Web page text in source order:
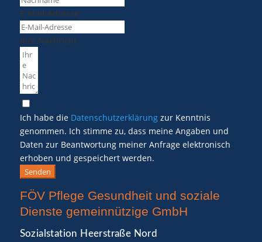
E-Mail-Adresse
Ihre Nachricht
Ich habe die Datenschutzerklärungzur Kenntnis
genommen. Ich stimme zu, dass meine Angaben und
Daten zur Beantwortung meiner Anfrage elektronisch
erhoben und gespeichert werden.
Senden
FÖV Pflege Gesundheit und soziale
Dienste gemeinnützige GmbH
Sozialstation Heerstraße Nord